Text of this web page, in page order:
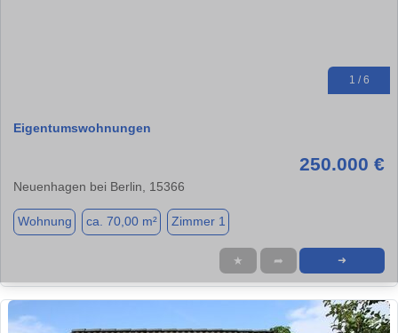
1 / 6
Eigentumswohnungen
250.000 €
Neuenhagen bei Berlin, 15366
Wohnung ca. 70,00 m² Zimmer 1
★ ➦ ➜